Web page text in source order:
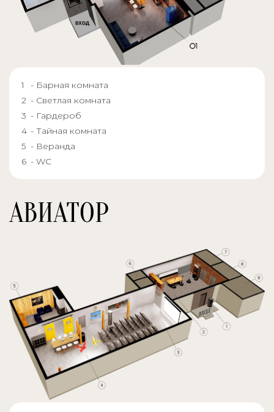
- Барная комната
- Светлая комната
- Гардероб
- Тайная комната
- Веранда
- WC
АВИАТОР